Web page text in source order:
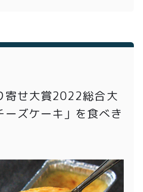
寄せ大賞2022総合大
ーズケーキ」を食べき